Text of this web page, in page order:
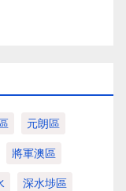
元朗區
將軍澳區
深水埗區